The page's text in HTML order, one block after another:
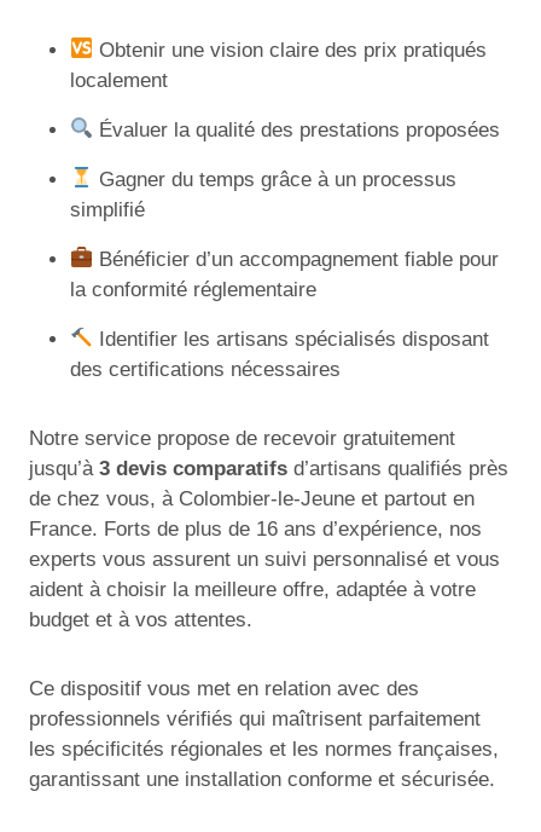
Obtenir une vision claire des prix pratiqués
localement
Évaluer la qualité des prestations proposées
Gagner du temps grâce à un processus
simplifié
Bénéficier d’un accompagnement fiable pour
la conformité réglementaire
Identifier les artisans spécialisés disposant
des certifications nécessaires
Notre service propose de recevoir gratuitement
jusqu’à 3 devis comparatifs d’artisans qualifiés près
de chez vous, à Colombier-le-Jeune et partout en
France. Forts de plus de 16 ans d’expérience, nos
experts vous assurent un suivi personnalisé et vous
aident à choisir la meilleure offre, adaptée à votre
budget et à vos attentes.
Ce dispositif vous met en relation avec des
professionnels vérifiés qui maîtrisent parfaitement
les spécificités régionales et les normes françaises,
garantissant une installation conforme et sécurisée.